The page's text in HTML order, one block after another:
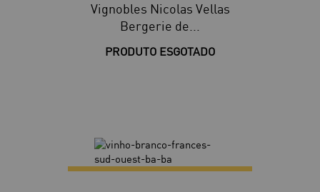
Vignobles Nicolas Vellas
Bergerie de...
PRODUTO ESGOTADO